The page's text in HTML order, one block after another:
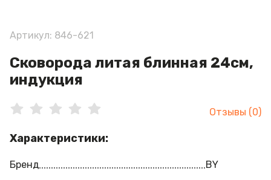
Артикул: 846-621
Сковорода литая блинная 24см,
индукция
Отзывы (0)
Характеристики:
Бренд
BY